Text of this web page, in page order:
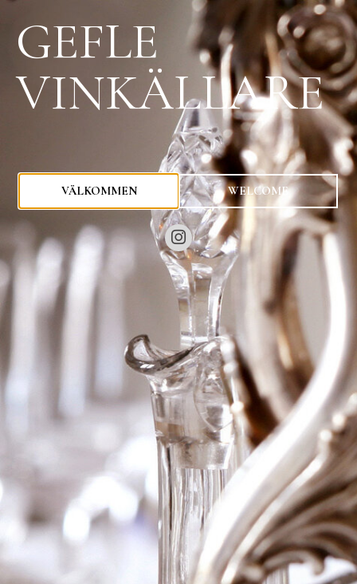
GEFLE
VINKÄLLARE
VÄLKOMMEN WELCOME